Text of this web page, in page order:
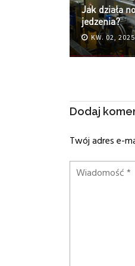
Jak działa
jedzenia?
KW. 02, 2025
Dodaj
Twój adres e-